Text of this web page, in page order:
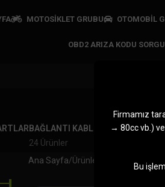
MOTOSİKLET GRUBU OTOMOBİL
OBD2 ARIZA KODU
BAĞLANTI KABLOLARI
24 Ürünler
JDIAG
Ana Sayfa Ürünler “OBDeleven
Firmamız
→ 80cc vb.)
Bu